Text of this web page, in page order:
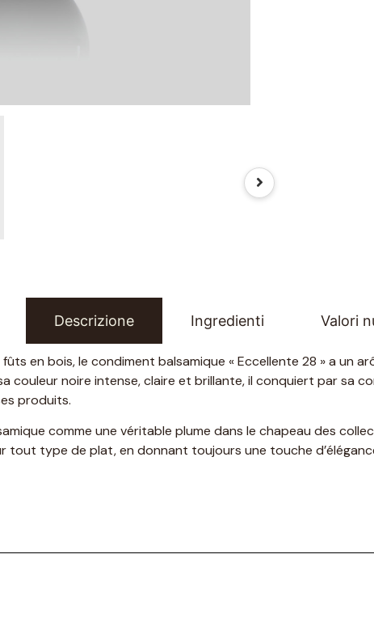
Descrizione Ingredienti Valori
en bois, le condiment balsamique « Eccellente 28 » a un
couleur noire intense, claire et brillante, il conquiert par sa
produits.
comme une véritable plume dans le chapeau des
type de plat, en donnant toujours une touche